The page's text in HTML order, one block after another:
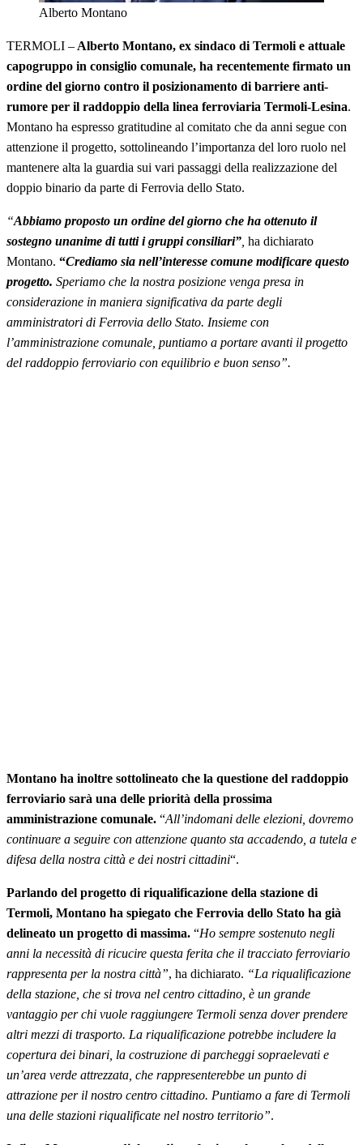
Alberto Montano
TERMOLI – Alberto Montano, ex sindaco di Termoli e attuale
capogruppo in consiglio comunale, ha recentemente firmato un
ordine del giorno contro il posizionamento di barriere anti-
rumore per il raddoppio della linea ferroviaria Termoli-Lesina.
Montano ha espresso gratitudine al comitato che da anni segue con
attenzione il progetto, sottolineando l’importanza del loro ruolo nel
mantenere alta la guardia sui vari passaggi della realizzazione del
doppio binario da parte di Ferrovia dello Stato.
“Abbiamo proposto un ordine del giorno che ha ottenuto il
sostegno unanime di tutti i gruppi consiliari” ha dichiarato
Montano. “Crediamo sia nell’interesse comune modificare questo
progetto. Speriamo che la nostra posizione venga presa in
considerazione in maniera significativa da parte degli
amministratori di Ferrovia dello Stato. Insieme con
l’amministrazione comunale, puntiamo a portare avanti il progetto
del raddoppio ferroviario con equilibrio e buon senso”.
Montano ha inoltre sottolineato che la questione del raddoppio
ferroviario sarà una delle priorità della prossima
amministrazione comunale. “All’indomani delle elezioni, dovremo
continuare a seguire con attenzione quanto sta accadendo, a tutela e
difesa della nostra città e dei nostri cittadini“.
Parlando del progetto di riqualificazione della stazione di
Termoli, Montano ha spiegato che Ferrovia dello Stato ha già
delineato un progetto di massima. “Ho sempre sostenuto negli
anni la necessità di ricucire questa ferita che il tracciato ferroviario
rappresenta per la nostra città”, ha dichiarato. “La riqualificazione
della stazione, che si trova nel centro cittadino, è un grande
vantaggio per chi vuole raggiungere Termoli senza dover prendere
altri mezzi di trasporto. La riqualificazione potrebbe includere la
copertura dei binari, la costruzione di parcheggi sopraelevati e
un’area verde attrezzata, che rappresenterebbe un punto di
attrazione per il nostro centro cittadino. Puntiamo a fare di Termoli
una delle stazioni riqualificate nel nostro territorio”.